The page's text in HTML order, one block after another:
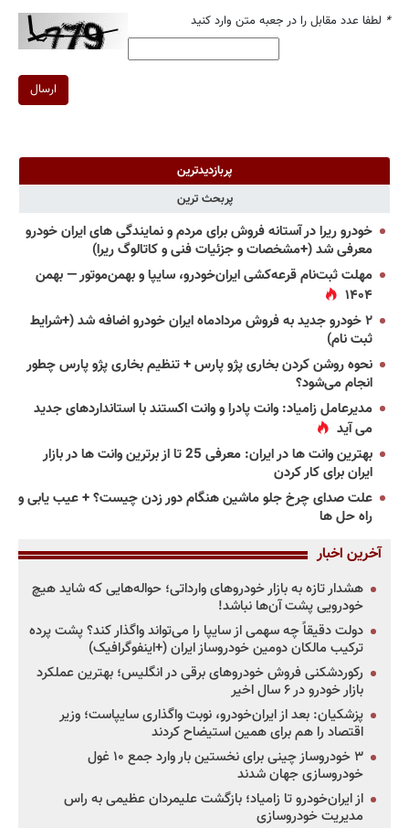
* لطفا عدد مقابل را در جعبه متن وارد کنید
ارسال
پربازدیدترین
پربحث ترین
خودرو ریرا در آستانه فروش برای مردم و نمایندگی های ایران خودرو
معرفی شد (+مشخصات و جزئیات فنی و کاتالوگ ریرا)
مهلت ثبت‌نام قرعه‌کشی ایران‌خودرو، سایپا و بهمن‌موتور — بهمن
۱۴۰۴
۲ خودرو جدید به فروش مردادماه ایران خودرو اضافه شد (+شرایط
ثبت نام)
نحوه روشن کردن بخاری پژو پارس + تنظیم بخاری پژو پارس چطور
انجام می‌شود؟
مدیرعامل زامیاد: وانت پادرا و وانت اکستند با استانداردهای جدید
می آید
بهترین وانت ها در ایران: معرفی 25 تا از برترین وانت ها در بازار
ایران برای کار کردن
علت صدای چرخ جلو ماشین هنگام دور زدن چیست؟ + عیب یابی و
راه حل ها
آخرین اخبار
هشدار تازه به بازار خودروهای وارداتی؛ حواله‌هایی که شاید هیچ
خودرویی پشت آن‌ها نباشد!
دولت دقیقاً چه سهمی از سایپا را می‌تواند واگذار کند؟ پشت پرده
ترکیب مالکان دومین خودروساز ایران (+اینفوگرافیک)
رکوردشکنی فروش خودروهای برقی در انگلیس؛ بهترین عملکرد
بازار خودرو در ۶ سال اخیر
پزشکیان: بعد از ایران‌خودرو، نوبت واگذاری سایپاست؛ وزیر
اقتصاد را هم برای همین استیضاح کردند
۳ خودروساز چینی برای نخستین بار وارد جمع ۱۰ غول
خودروسازی جهان شدند
از ایران‌خودرو تا زامیاد؛ بازگشت علیمردان عظیمی به راس
مدیریت خودروسازی